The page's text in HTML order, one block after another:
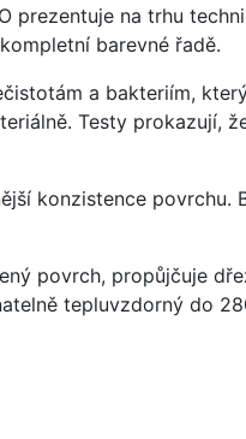
na trhu
barevné řadě.
a bakteriím,
Testy prokazují,
konzistence povrchu.
povrch, propůjčuje
tepluvzdorný do